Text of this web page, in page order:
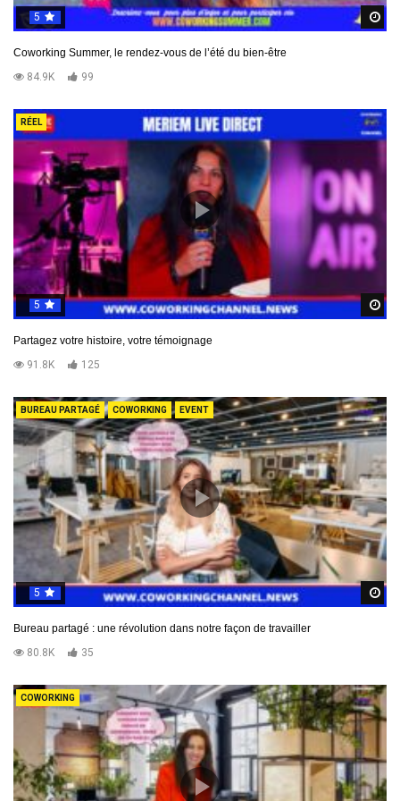
5
Coworking Summer, le rendez-vous de l’été du bien-être
84.9K
99
RÉEL
5
Partagez votre histoire, votre témoignage
91.8K
125
BUREAU PARTAGÉ COWORKING EVENT
5
Bureau partagé : une révolution dans notre façon de travailler
80.8K
35
COWORKING